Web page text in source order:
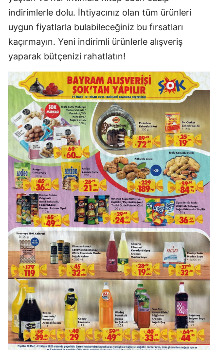
indirimlerle dolu. İhtiyacınız olan tüm ürünleri
uygun fiyatlarla bulabileceğiniz bu fırsatları
kaçırmayın. Yeni indirimli ürünlerle alışveriş
yaparak bütçenizi rahatlatın!